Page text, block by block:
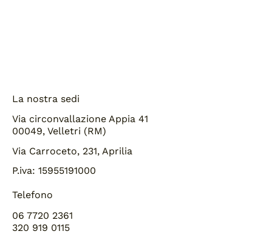
La nostra sedi
Via circonvallazione Appia 41
00049, Velletri (RM)
Via Carroceto, 231, Aprilia
P.iva: 15955191000
Telefono
06 7720 2361
320 919 0115